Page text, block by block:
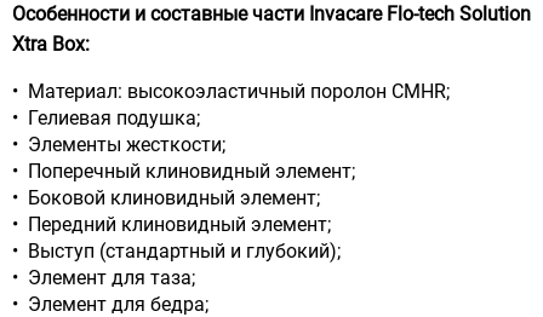
Особенности и составные части Invacare Flo-tech Solution
Xtra Box:
• Материал: высокоэластичный поролон CMHR;
• Гелиевая подушка;
• Элементы жесткости;
• Поперечный клиновидный элемент;
• Боковой клиновидный элемент;
• Передний клиновидный элемент;
• Выступ (стандартный и глубокий);
• Элемент для таза;
• Элемент для бедра;